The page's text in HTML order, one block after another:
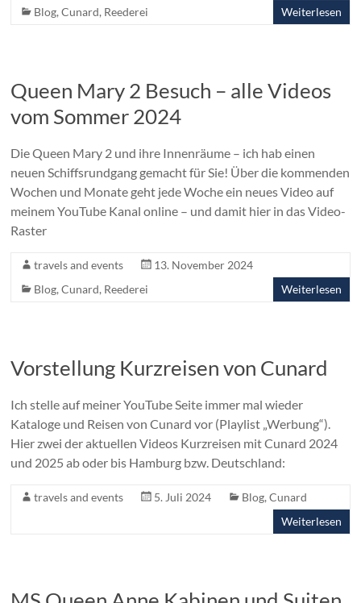
Blog,Cunard, Reederei Weiterlesen
Queen Mary 2 Besuch – alle Videos
vom Sommer 2024
Die Queen Mary 2 und ihre Innenräume – ich hab einen
neuen Schiffsrundgang gemacht für Sie! Über die kommenden
Wochen und Monate geht jede Woche ein neues Video auf
meinem YouTube Kanal online – und damit hier in das Video-
Raster
travels and events
13. November 2024
Blog,Cunard, Reederei Weiterlesen
Vorstellung Kurzreisen von Cunard
Ich stelle auf meiner YouTube Seite immer mal wieder
Kataloge und Reisen von Cunard vor (Playlist „Werbung“).
Hier zwei der aktuellen Videos Kurzreisen mit Cunard 2024
und 2025 ab oder bis Hamburg bzw. Deutschland:
travels and events 5. Juli 2024 Blog,Cunard
Weiterlesen